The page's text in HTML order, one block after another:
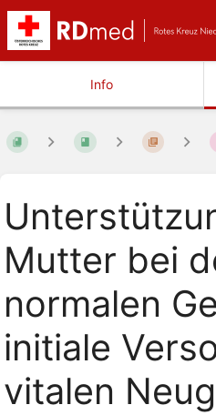
Info
Mutter bei
normalen
initiale
vitalen